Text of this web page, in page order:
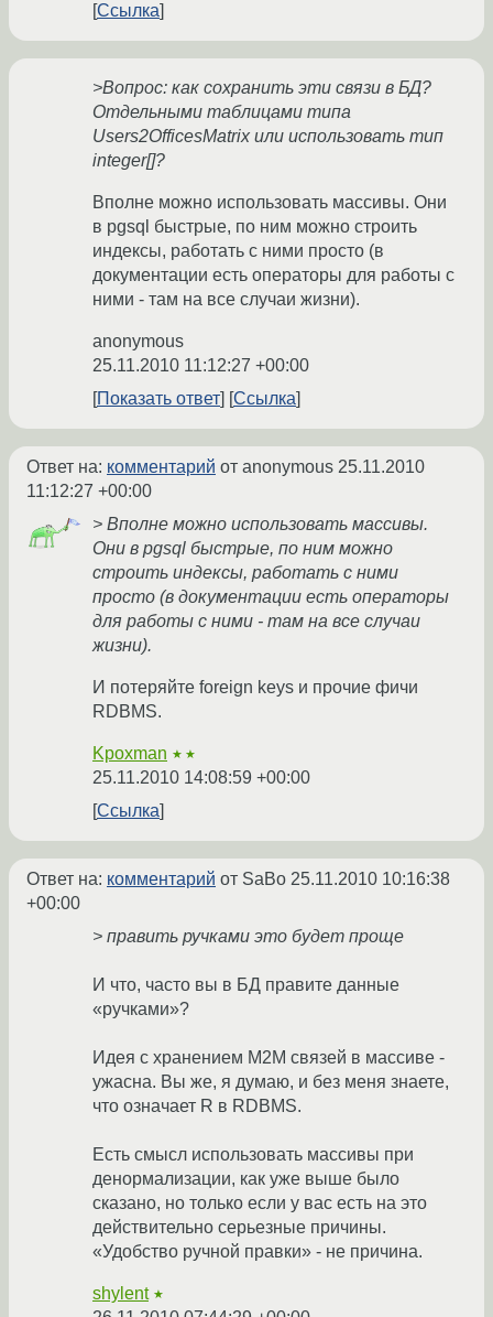
Ссылка
>Вопрос: как сохранить эти связи в БД?
Отдельными таблицами типа
Users2OfficesMatrix или использовать тип
integer[]?
Вполне можно использовать массивы. Они
в pgsql быстрые, по ним можно строить
индексы, работать с ними просто (в
документации есть операторы для работы с
ними - там на все случаи жизни).
anonymous
25.11.2010 11:12:27 +00:00
Показать ответ
Ссылка
Ответ на: комментарий от anonymous 25.11.2010
11:12:27 +00:00
> Вполне можно использовать массивы.
Они в pgsql быстрые, по ним можно
строить индексы, работать с ними
просто (в документации есть операторы
для работы с ними - там на все случаи
жизни).
И потеряйте foreign keys и прочие фичи
RDBMS.
Kpoxman ★★
25.11.2010 14:08:59 +00:00
Ссылка
Ответ на: комментарий от SaBo 25.11.2010 10:16:38
+00:00
> править ручками это будет проще
И что, часто вы в БД правите данные
«ручками»?
Идея с хранением М2М связей в массиве -
ужасна. Вы же, я думаю, и без меня знаете,
что означает R в RDBMS.
Есть смысл использовать массивы при
денормализации, как уже выше было
сказано, но только если у вас есть на это
действительно серьезные причины.
«Удобство ручной правки» - не причина.
shylent ★